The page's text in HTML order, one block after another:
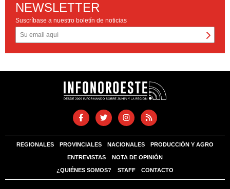
NEWSLETTER
Suscríbase a nuestro boletín de noticias
REGIONALES PROVINCIALES NACIONALES PRODUCCIÓN Y AGRO
ENTREVISTAS NOTA DE OPINIÓN
¿QUIÉNES SOMOS? STAFF CONTACTO